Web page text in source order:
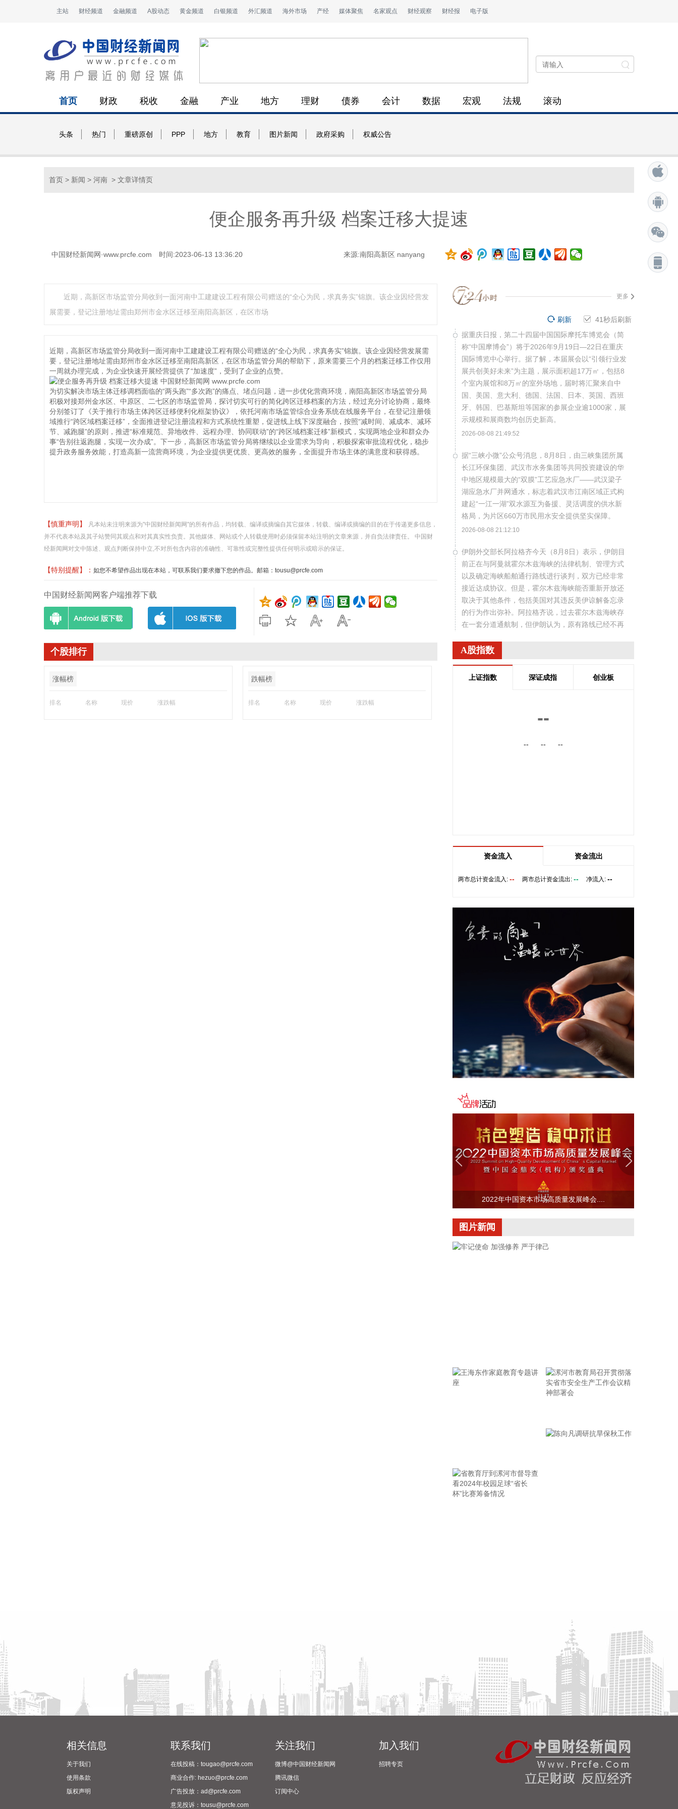
主站 财经频道 金融频道 A股动态 黄金频道 白银频道 外汇频道 海外市场 产经 媒体聚焦 名家观点 财经观察 财经报 电子版
首页 财政 税收 金融 产业 地方 理财 债券 会计 数据 宏观 法规 滚动
头条 热门 重磅原创 PPP 地方 教育 图片新闻 政府采购 权威公告
首页 > 新闻 > 河南 > 文章详情页
便企服务再升级 档案迁移大提速
中国财经新闻网·www.prcfe.com 时间:2023-06-13 13:36:20 来源:南阳高新区 nanyang
近期，高新区市场监管分局收到一面河南中工建建设工程有限公司赠送的“全心为民，求真务实”锦旗。该企业因经营发
展需要，登记注册地址需由郑州市金水区迁移至南阳高新区，在区市场
近期，高新区市场监管分局收到一面河南中工建建设工程有限公司赠送的“全心为民，求真务实”锦旗。该企业因经营发展需
要，登记注册地址需由郑州市金水区迁移至南阳高新区，在区市场监管分局的帮助下，原来需要三个月的档案迁移工作仅用
一周就办理完成，为企业快速开展经营提供了“加速度”，受到了企业的点赞。
为切实解决市场主体迁移调档面临的“两头跑”“多次跑”的痛点、堵点问题，进一步优化营商环境，南阳高新区市场监管分局
积极对接郑州金水区、中原区、二七区的市场监管局，探讨切实可行的简化跨区迁移档案的方法，经过充分讨论协商，最终
分别签订了《关于推行市场主体跨区迁移便利化框架协议》，依托河南市场监管综合业务系统在线服务平台，在登记注册领
域推行“跨区域档案迁移”，全面推进登记注册流程和方式系统性重塑，促进线上线下深度融合，按照“减时间、减成本、减环
节、减跑腿”的原则，推进“标准规范、异地收件、远程办理、协同联动”的“跨区域档案迁移”新模式，实现两地企业和群众办
事“告别往返跑腿，实现一次办成”。下一步，高新区市场监管分局将继续以企业需求为导向，积极探索审批流程优化，稳步
提升政务服务效能，打造高新一流营商环境，为企业提供更优质、更高效的服务，全面提升市场主体的满意度和获得感。
【慎重声明】
凡本站未注明来源为"中国财经新闻网"的所有作品，均转载、编译或摘编自其它媒体，转载、编译或摘编的目的在于传递更多信息，
并不代表本站及其子站赞同其观点和对其真实性负责。其他媒体、网站或个人转载使用时必须保留本站注明的文章来源，并自负法律责任。 中国财
经新闻网对文中陈述、观点判断保持中立,不对所包含内容的准确性、可靠性或完整性提供任何明示或暗示的保证。
【特别提醒】： 如您不希望作品出现在本站，可联系我们要求撤下您的作品。邮箱：tousu@prcfe.com
中国财经新闻网客户端推荐下载
个股排行
涨幅榜
排名 名称 现价 涨跌幅
跌幅榜
排名 名称 现价 涨跌幅
更多
40秒后刷新
刷新
据重庆日报，第二十四届中国国际摩托车博览会（简
称“中国摩博会”）将于2026年9月19日—22日在重庆
国际博览中心举行。据了解，本届展会以“引领行业发
展共创美好未来”为主题，展示面积超17万㎡，包括8
个室内展馆和8万㎡的室外场地，届时将汇聚来自中
国、美国、意大利、德国、法国、日本、英国、西班
牙、韩国、巴基斯坦等国家的参展企业逾1000家，展
示规模和展商数均创历史新高。
2026-08-08 21:49:52
据“三峡小微”公众号消息，8月8日，由三峡集团所属
长江环保集团、武汉市水务集团等共同投资建设的华
中地区规模最大的“双膜”工艺应急水厂——武汉梁子
湖应急水厂并网通水，标志着武汉市江南区域正式构
建起“一江一湖”双水源互为备援、灵活调度的供水新
格局，为片区660万市民用水安全提供坚实保障。
2026-08-08 21:12:10
伊朗外交部长阿拉格齐今天（8月8日）表示，伊朗目
前正在与阿曼就霍尔木兹海峡的法律机制、管理方式
以及确定海峡船舶通行路线进行谈判，双方已经非常
接近达成协议。但是，霍尔木兹海峡能否重新开放还
取决于其他条件，包括美国对其违反美伊谅解备忘录
的行为作出弥补。阿拉格齐说，过去霍尔木兹海峡存
在一套分道通航制，但伊朗认为，原有路线已经不再
线。因此，有必要规划一套新的通航机制，不过这涉
及复杂的技术和法律问题。目前双方正在讨论的是一
条临时通航路线。在新的正式通航路线最终确定之
成最终结论后，新的通航路线将得到确定。
总统泽连斯基当天表示，美国已与乌克兰达成协议，
连斯基同时表示，仅靠这项供应无法完全弥补乌克兰
据“星光股份”公众号消息，近日，星光股份成功中标
龙星控股总部泛光工程项目。
2026-08-08 18:10:12
“金科股份”公众号消息，2026年8月，金科地产集团
股份有限公司（简称“金科股份”）与重庆通用人工智
能研究院在重庆正式签署全方位合作协议。双方将依
托通用人工智能前沿技术，落地不动产全场景智慧解
决方案，合力打造重庆“人工智能+不动产”产业标杆项
2026-08-08 17:41:26
当地时间8日凌晨，由共和党控制的美国参议院以50
任司法部长。 当地时间6月8日，美国白宫表示，总
统特朗普向美国参议院提交托德·布兰奇出任司法部长
法部长，由副部长布兰奇代理。
2026-08-08 16:58:19
据“浦东发布”微信公众号消息，上海市文化旅游局介
绍，台风“白海豚”逼近，上海迪士尼、乐高乐园等多
家景点已临时闭园或调整运营时间。
2026-08-08 16:58:16
据群众新闻，8月5日22时，陕西移动在商洛市镇安县
受汛情影响区域启动5G异网漫游工作，向其他运营商
客户提供5G网络漫游接入服务。该技术用于应急场
美国国会参议院8日通过一项联邦政府临时拨款法
案，以避免联邦政府在现行预算到期后“停摆”。
据浙江日报，当前，浙江省防御13号台风“白海豚”到
调，与台风“巴威”相比，“白海豚”可能强度更强、持
续时间更长、造成影响更大。要高度警觉、闻令而
杰瑞股份(002353)8月8日在互动平台表示，公司与中
今天13时，台风“白海豚”中心位于距离浙江省温州市
东偏南方向约465公里的洋面上，中心附近最大风力
14级，45米/秒。虽然离浙江还有一定距离，但“白海
豚”外围云系今天上午已经在江苏南部、安徽东南部、
大部将有大到暴雨，其中上海南部、浙江东部有特大
暴雨，局地日降雨量将达到400毫米甚至500毫米以
上，极端性较强，需注意防范。
A股指数
上证指数 深证成指 创业板
--
-- -- --
资金流入 资金流出
两市总计资金流入: -- 两市总计资金流出: -- 净流入: --
2022年中国资本市场高质量发展峰会....
图片新闻
座
实省市安全生产工作会议
相关信息
关于我们
使用条款
版权声明
联系我们
在线投稿：tougao@prcfe.com
商业合作: hezuo@prcfe.com
广告投放：ad@prcfe.com
意见投诉：tousu@prcfe.com
关注我们
微博@中国财经新闻网
腾讯微信
订阅中心
加入我们
招聘专页